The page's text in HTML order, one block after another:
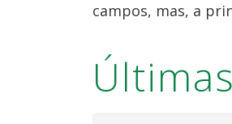
campos, mas, a
Últimas